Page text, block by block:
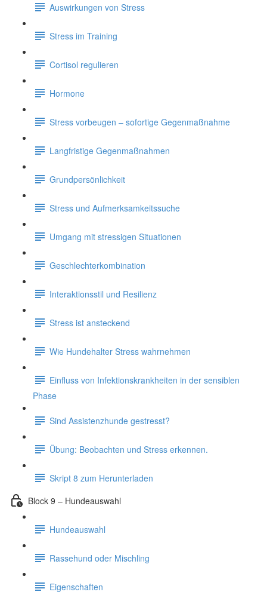
Auswirkungen von Stress
Stress im Training
Cortisol regulieren
Hormone
Stress vorbeugen – sofortige Gegenmaßnahme
Langfristige Gegenmaßnahmen
Grundpersönlichkeit
Stress und Aufmerksamkeitssuche
Umgang mit stressigen Situationen
Geschlechterkombination
Interaktionsstil und Resilienz
Stress ist ansteckend
Wie Hundehalter Stress wahrnehmen
Einfluss von Infektionskrankheiten in der sensiblen
Phase
Sind Assistenzhunde gestresst?
Übung: Beobachten und Stress erkennen.
Skript 8 zum Herunterladen
Block 9 – Hundeauswahl
Hundeauswahl
Rassehund oder Mischling
Eigenschaften